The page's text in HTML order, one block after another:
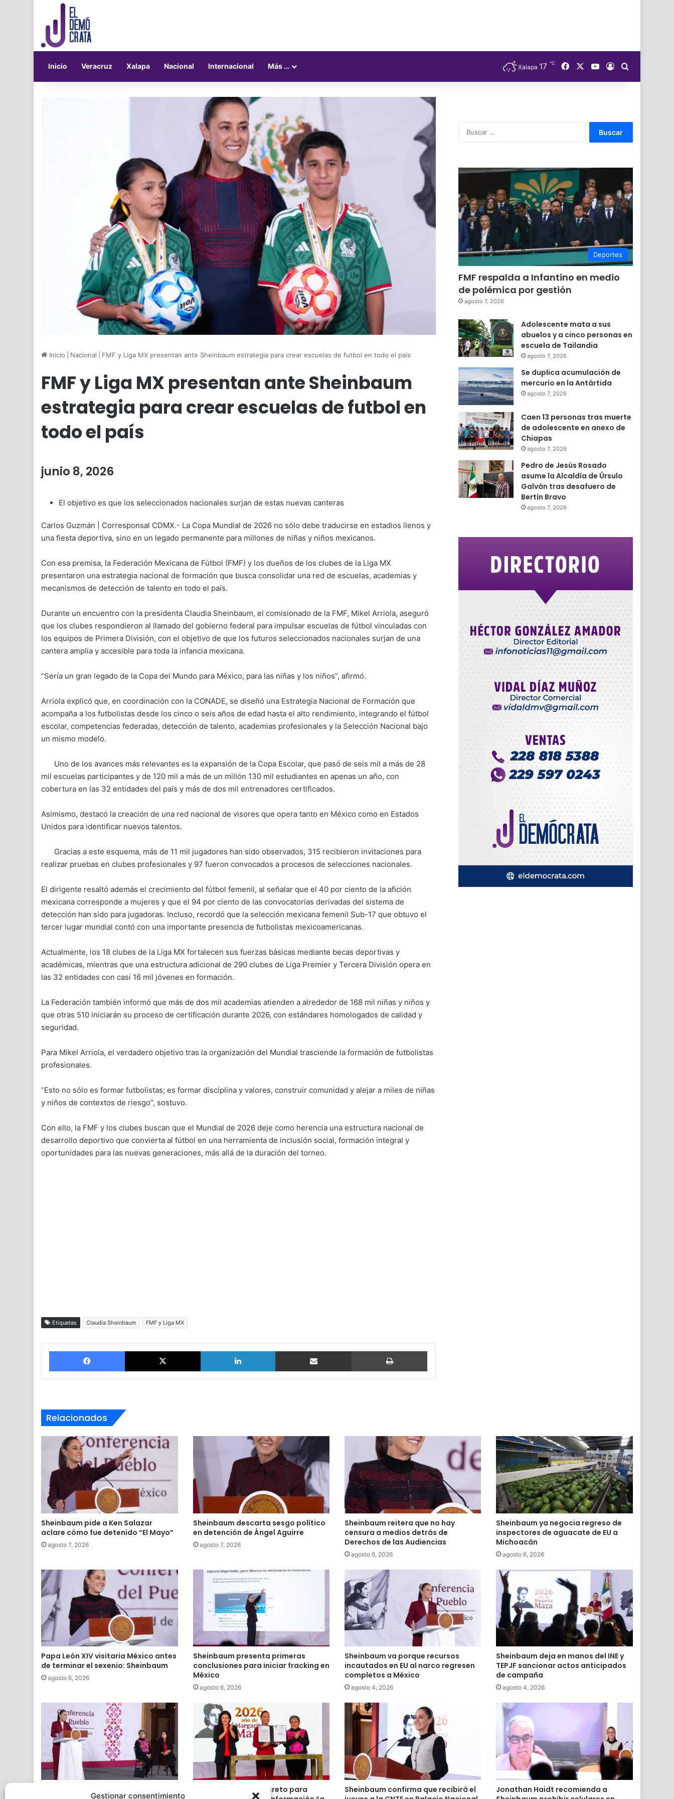
Gestionar consentimiento
Inicio Veracruz Xalapa Nacional Internacional Más … Xalapa 17 ℃ FacebookYouTube
Acceso
Inicio Nacional FMF y Liga MX presentan ante Sheinbaum estrategia para crear escuelas de futbol en todo el país
FMF y Liga MX presentan ante Sheinbaum
estrategia para crear escuelas de futbol en
todo el país
junio 8, 2026
El objetivo es que los seleccionados nacionales surjan de estas nuevas canteras
Carlos Guzmán | Corresponsal CDMX.- La Copa Mundial de 2026 no sólo debe traducirse en estadios llenos y
una fiesta deportiva, sino en un legado permanente para millones de niñas y niños mexicanos.
Con esa premisa, la Federación Mexicana de Fútbol (FMF) y los dueños de los clubes de la Liga MX
presentaron una estrategia nacional de formación que busca consolidar una red de escuelas, academias y
mecanismos de detección de talento en todo el país.
Durante un encuentro con la presidenta Claudia Sheinbaum, el comisionado de la FMF, Mikel Arriola, aseguró
que los clubes respondieron al llamado del gobierno federal para impulsar escuelas de fútbol vinculadas con
los equipos de Primera División, con el objetivo de que los futuros seleccionados nacionales surjan de una
cantera amplia y accesible para toda la infancia mexicana.
“Sería un gran legado de la Copa del Mundo para México, para las niñas y los niños”, afirmó.
Arriola explicó que, en coordinación con la CONADE, se diseñó una Estrategia Nacional de Formación que
acompaña a los futbolistas desde los cinco o seis años de edad hasta el alto rendimiento, integrando el fútbol
escolar, competencias federadas, detección de talento, academias profesionales y la Selección Nacional bajo
un mismo modelo.
Uno de los avances más relevantes es la expansión de la Copa Escolar, que pasó de seis mil a más de 28
mil escuelas participantes y de 120 mil a más de un millón 130 mil estudiantes en apenas un año, con
cobertura en las 32 entidades del país y más de dos mil entrenadores certificados.
Asimismo, destacó la creación de una red nacional de visores que opera tanto en México como en Estados
Unidos para identificar nuevos talentos.
Gracias a este esquema, más de 11 mil jugadores han sido observados, 315 recibieron invitaciones para
realizar pruebas en clubes profesionales y 97 fueron convocados a procesos de selecciones nacionales.
El dirigente resaltó además el crecimiento del fútbol femenil, al señalar que el 40 por ciento de la afición
mexicana corresponde a mujeres y que el 94 por ciento de las convocatorias derivadas del sistema de
detección han sido para jugadoras. Incluso, recordó que la selección mexicana femenil Sub-17 que obtuvo el
tercer lugar mundial contó con una importante presencia de futbolistas mexicoamericanas.
Actualmente, los 18 clubes de la Liga MX fortalecen sus fuerzas básicas mediante becas deportivas y
académicas, mientras que una estructura adicional de 290 clubes de Liga Premier y Tercera División opera en
las 32 entidades con casi 16 mil jóvenes en formación.
La Federación también informó que más de dos mil academias atienden a alrededor de 168 mil niñas y niños y
que otras 510 iniciarán su proceso de certificación durante 2026, con estándares homologados de calidad y
seguridad.
Para Mikel Arriola, el verdadero objetivo tras la organización del Mundial trasciende la formación de futbolistas
profesionales.
“Esto no sólo es formar futbolistas; es formar disciplina y valores, construir comunidad y alejar a miles de niñas
y niños de contextos de riesgo”, sostuvo.
Con ello, la FMF y los clubes buscan que el Mundial de 2026 deje como herencia una estructura nacional de
desarrollo deportivo que convierta al fútbol en una herramienta de inclusión social, formación integral y
oportunidades para las nuevas generaciones, más allá de la duración del torneo.
Etiquetas Claudia Sheinbaum FMF y Liga MX
Facebook X LinkedIn vía email Imprimir
Deportes
FMF respalda a Infantino en medio
de polémica por gestión
agosto 7, 2026
Adolescente mata a sus
abuelos y a cinco personas en
escuela de Tailandia
agosto 7, 2026
Se duplica acumulación de
mercurio en la Antártida
agosto 7, 2026
Caen 13 personas tras muerte
de adolescente en anexo de
Chiapas
agosto 7, 2026
Pedro de Jesús Rosado
asume la Alcaldía de Úrsulo
Galván tras desafuero de
Bertín Bravo
agosto 7, 2026
Relacionados
Sheinbaum pide a Ken Salazar
aclare cómo fue detenido “El Mayo”
agosto 7, 2026
Sheinbaum descarta sesgo político
en detención de Ángel Aguirre
agosto 7, 2026
Sheinbaum reitera que no hay
censura a medios detrás de
Derechos de las Audiencias
agosto 6, 2026
Sheinbaum ya negocia regreso de
inspectores de aguacate de EU a
Michoacán
agosto 6, 2026
Papa León XIV visitaria México antes
de terminar el sexenio: Sheinbaum
agosto 6, 2026
Sheinbaum presenta primeras
conclusiones para iniciar fracking en
México
agosto 6, 2026
Sheinbaum va porque recursos
incautados en EU al narco regresen
completos a México
agosto 4, 2026
Sheinbaum deja en manos del INE y
TEPJF sancionar actos anticipados
de campaña
agosto 4, 2026
Sheinbaum firma decreto para
Sheinbaum confirma que recibirá el
Jonathan Haidt recomienda a